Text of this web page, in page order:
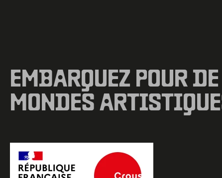
EMBARQUEZ POUR
MONDES